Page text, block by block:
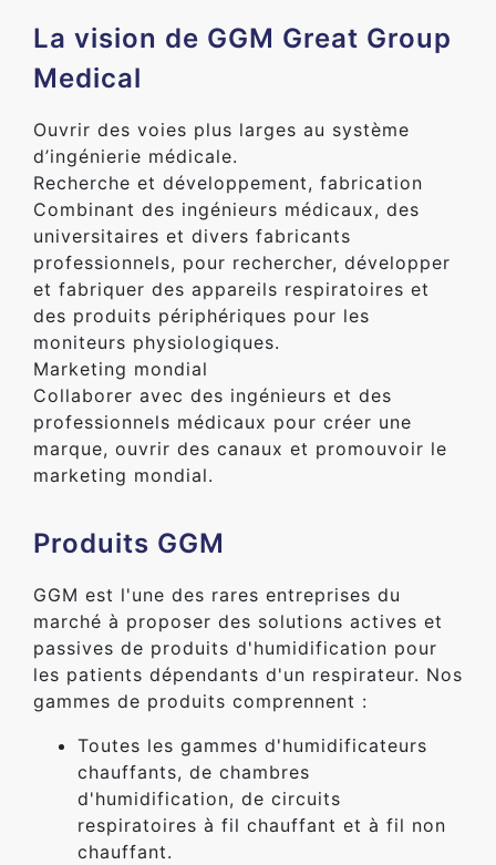
La vision de GGM Great Group
Medical
Ouvrir des voies plus larges au système
d’ingénierie médicale.
Recherche et développement, fabrication
Combinant des ingénieurs médicaux, des
universitaires et divers fabricants
professionnels, pour rechercher, développer
et fabriquer des appareils respiratoires et
des produits périphériques pour les
moniteurs physiologiques.
Marketing mondial
Collaborer avec des ingénieurs et des
professionnels médicaux pour créer une
marque, ouvrir des canaux et promouvoir le
marketing mondial.
Produits GGM
GGM est l'une des rares entreprises du
marché à proposer des solutions actives et
passives de produits d'humidification pour
les patients dépendants d'un respirateur. Nos
gammes de produits comprennent :
Toutes les gammes d'humidificateurs
chauffants, de chambres
d'humidification, de circuits
respiratoires à fil chauffant et à fil non
chauffant.